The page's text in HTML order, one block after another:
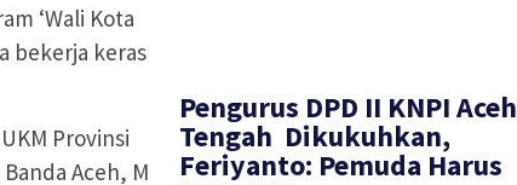
‘Wali Kota
bekerja keras
Provinsi
Aceh, M
‎Pengurus DPD II KNPI Aceh
Tengah Dikukuhkan,
Feriyanto: Pemuda Harus